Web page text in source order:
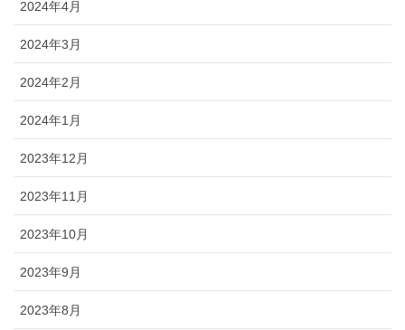
2024年4月
2024年3月
2024年2月
2024年1月
2023年12月
2023年11月
2023年10月
2023年9月
2023年8月